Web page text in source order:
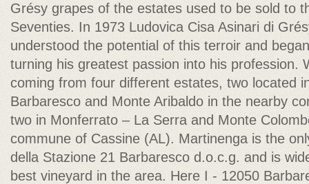
Grésy grapes of the estates used to be sold to
Seventies. In 1973 Ludovica Cisa Asinari di
understood the potential of this terroir and
turning his greatest passion into his profession.
coming from four different estates, two located
Barbaresco and Monte Aribaldo in the nearby
two in Monferrato – La Serra and Monte
commune of Cassine (AL). Martinenga is the
della Stazione 21 Barbaresco d.o.c.g. and is
best vineyard in the area. Here I - 12050